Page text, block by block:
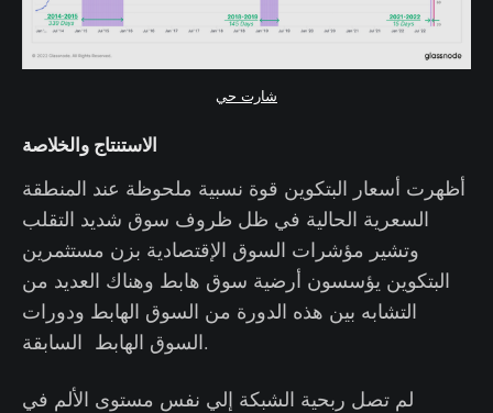
شارت حي
الاستنتاج والخلاصة
أظهرت أسعار البتكوين قوة نسبية ملحوظة عند المنطقة
السعرية الحالية في ظل ظروف سوق شديد التقلب
وتشير مؤشرات السوق الإقتصادية بزن مستثمرين
البتكوين يؤسسون أرضية سوق هابط وهناك العديد من
التشابه بين هذه الدورة من السوق الهابط ودورات
السوق الهابط السابقة.
لم تصل ربحية الشبكة إلي نفس مستوى الألم في